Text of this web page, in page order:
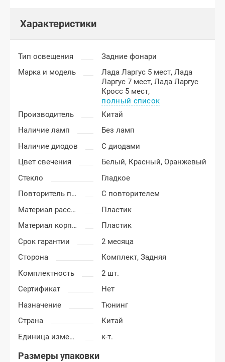
Характеристики
Тип освещения
Задние фонари
Марка и модель
Лада Ларгус 5 мест,Лада
Ларгус 7 мест,Лада Ларгус
Кросс 5 мест,
полный список
Производитель
Китай
Наличие ламп
Без ламп
Наличие диодов
С диодами
Цвет свечения
Белый, Красный,Оранжевый
Стекло
Гладкое
Повторитель поворота
С повторителем
Материал рассеивателя
Пластик
Материал корпуса
Пластик
Срок гарантии
2 месяца
Сторона
Комплект,Задняя
Комплектность
2 шт.
Сертификат
Нет
Назначение
Тюнинг
Страна
Китай
Единица измерения
к-т.
Размеры упаковки